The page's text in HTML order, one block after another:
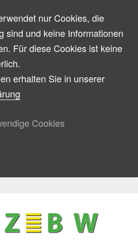
nur Cookies, die
sind und keine Informationen
Für diese Cookies ist keine
erhalten Sie in unserer
Cookies